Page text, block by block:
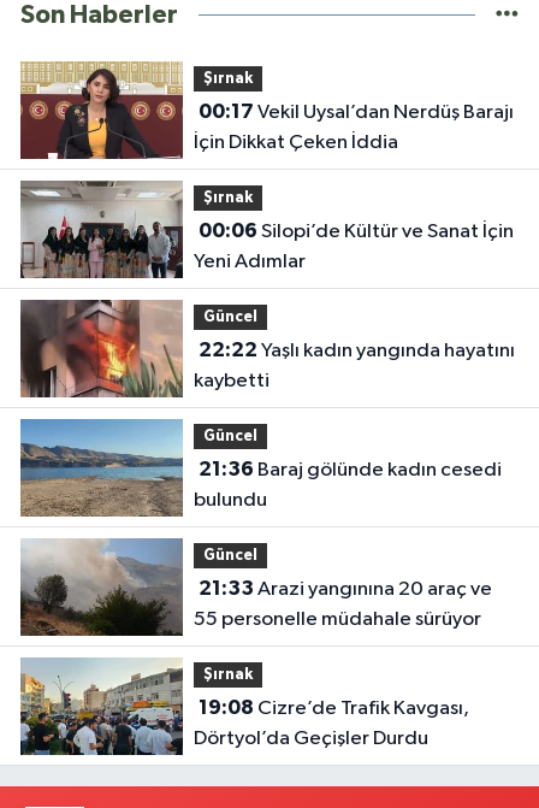
Son Haberler
Şırnak
00:17
İçin Dikkat Çeken İddia
Şırnak
00:06
Yeni Adımlar
Güncel
22:22
kaybetti
Güncel
21:36
bulundu
Güncel
21:33
55 personelle müdahale sürüyor
Şırnak
19:08
Dörtyol’da Geçişler Durdu